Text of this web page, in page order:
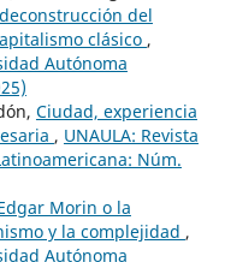
del
clásico ,
Autónoma
Ciudad, experiencia
, UNAULA: Revista
Núm.
Morin o la
y la complejidad ,
Autónoma